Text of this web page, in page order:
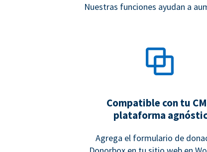
Nuestras funciones ayudan a
Compatible con tu
plataforma
Agrega el formulario de